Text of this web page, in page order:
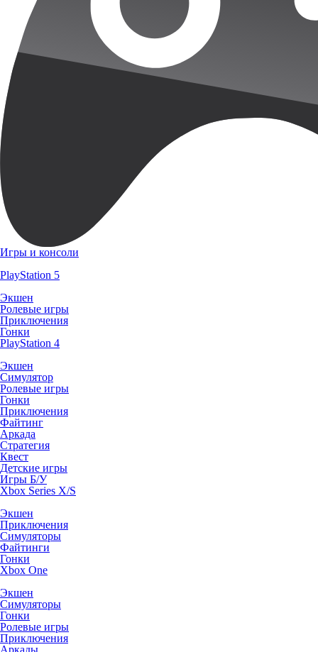
Игры и консоли
PlayStation 5
Экшен
Ролевые игры
Приключения
Гонки
PlayStation 4
Экшен
Симулятор
Ролевые игры
Гонки
Приключения
Файтинг
Аркада
Стратегия
Квест
Детские игры
Игры Б/У
Xbox Series X/S
Экшен
Приключения
Симуляторы
Файтинги
Гонки
Xbox One
Экшен
Симуляторы
Гонки
Ролевые игры
Приключения
Аркады